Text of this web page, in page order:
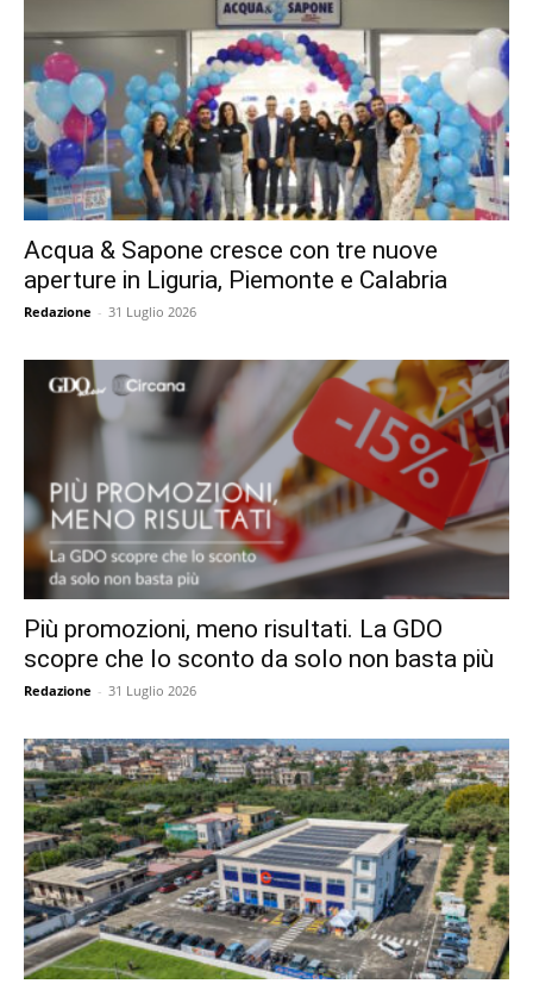
Acqua & Sapone cresce con tre nuove
aperture in Liguria, Piemonte e Calabria
Redazione - 31 Luglio 2026
Più promozioni, meno risultati. La GDO
scopre che lo sconto da solo non basta più
Redazione - 31 Luglio 2026